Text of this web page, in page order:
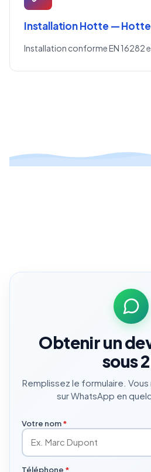
Installation Hotte —
Installation conforme EN 16282
Obtenir un
sous
Remplissez le formulaire.
sur WhatsApp en
Votre nom*
Téléphone *